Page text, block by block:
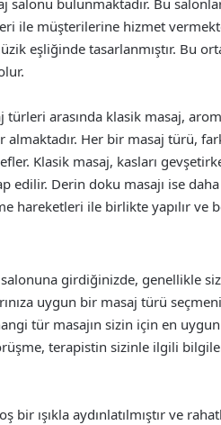
ile müşterilerine hizmet
eşliğinde tasarlanmıştır. Bu
arasında klasik masaj,
almaktadır. Her bir masaj türü,
Klasik masaj, kasları
edilir. Derin doku masajı ise
hareketleri ile birlikte yapılır ve
girdiğinizde, genellikle
uygun bir masaj türü
tür masajın sizin için en
terapistin sizinle ilgili
bir ışıkla aydınlatılmıştır ve